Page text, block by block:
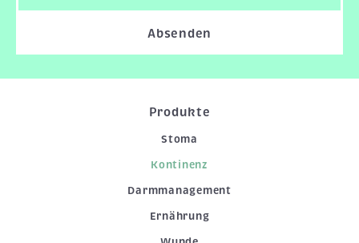
Absenden
Produkte
Stoma
Kontinenz
Darmmanagement
Ernährung